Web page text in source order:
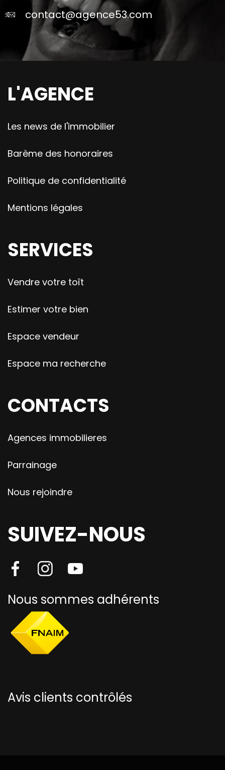
contact@agence53.com
L'AGENCE
Les news de l'immobilier
Barème des honoraires
Politique de confidentialité
Mentions légales
SERVICES
Vendre votre toît
Estimer votre bien
Espace vendeur
Espace ma recherche
CONTACTS
Agences immobilieres
Parrainage
Nous rejoindre
SUIVEZ-NOUS
Nous sommes adhérents
Avis clients contrôlés